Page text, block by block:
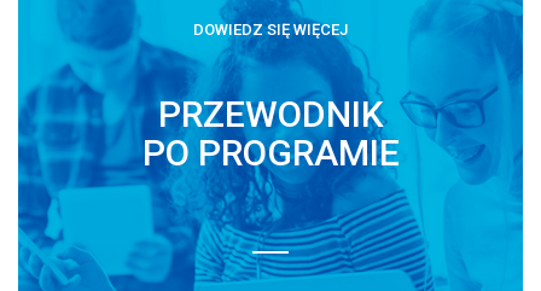
DOWIEDZ SIĘ WIĘCEJ
PRZEWODNIK
PO PROGRAMIE